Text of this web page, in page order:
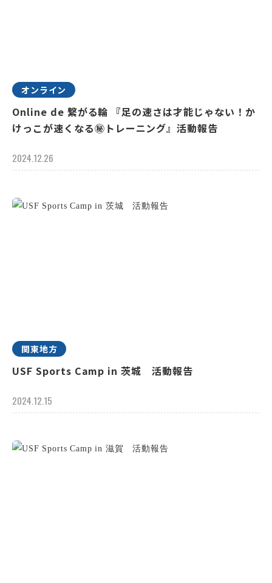
オンライン
Online de 繋がる輪 『足の速さは才能じゃない！か
けっこが速くなる㊙トレーニング』活動報告
2024.12.26
関東地方
USF Sports Camp in 茨城 活動報告
2024.12.15